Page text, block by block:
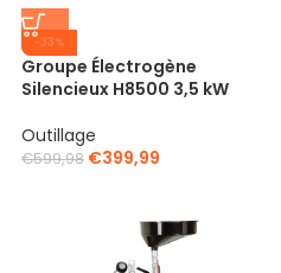
-33%
Groupe Électrogène
Silencieux H8500 3,5 kW
Outillage
€599,98 €399,99